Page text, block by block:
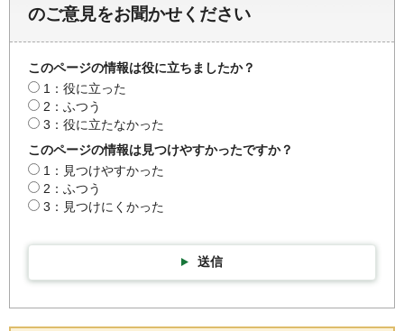
のご意見をお聞かせください
このページの情報は役に立ちましたか？
1：役に立った
2：ふつう
3：役に立たなかった
このページの情報は見つけやすかったですか？
1：見つけやすかった
2：ふつう
3：見つけにくかった
送信